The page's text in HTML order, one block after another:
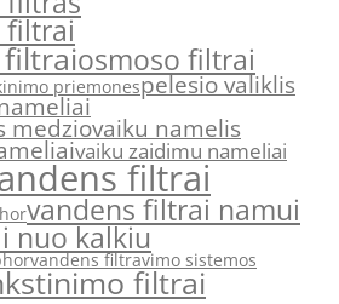
filtrai
osmoso filtrai
priemonespelesio valiklis
medziovaiku namelis
vaiku zaidimu nameliai
filtrai
vandens filtrai namui
nuo kalkiu
vandens filtravimo sistemos
filtrai